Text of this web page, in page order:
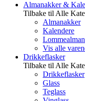
Almanakker &
Tilbake til Alle
Almanakker
Kalendere
Vis alle
Drikkeflasker
Tilbake til Alle
Drikkeflasker
Glass
Teglass